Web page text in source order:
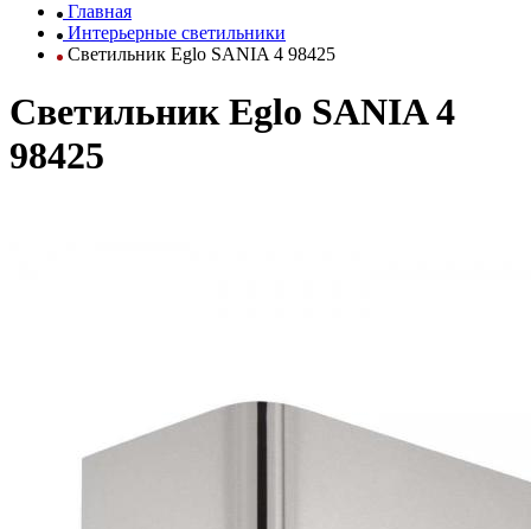
Главная
Интерьерные светильники
Светильник Eglo SANIA 4 98425
Светильник Eglo SANIA 4
98425